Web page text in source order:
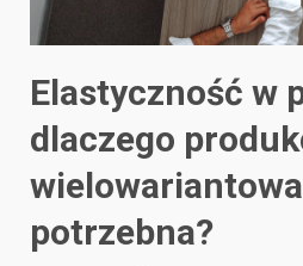
Elastyczność w
dlaczego
potrzebna?